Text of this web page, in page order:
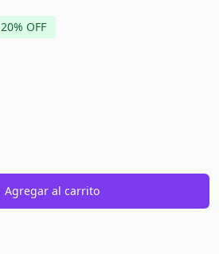
20% OFF
Agregar al carrito